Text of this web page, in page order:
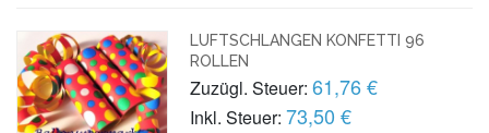
LUFTSCHLANGEN KONFETTI 96
ROLLEN
Zuzügl. Steuer: 61,76 €
Inkl. Steuer: 73,50 €